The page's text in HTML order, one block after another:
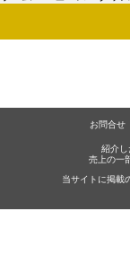
お問合せ
紹介し
売上の一
当サイトに掲載